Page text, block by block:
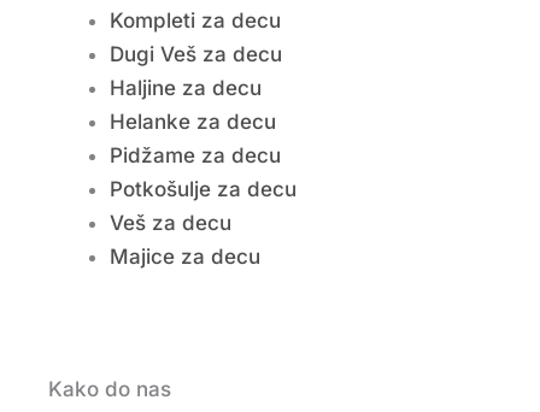
Kompleti za decu
Dugi Veš za decu
Haljine za decu
Helanke za decu
Pidžame za decu
Potkošulje za decu
Veš za decu
Majice za decu
Kako do nas